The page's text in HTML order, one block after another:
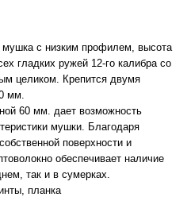
мушка с низким профилем, высота
гладких ружей 12-го калибра со
целиком. Крепится двумя
мм.
60 мм. дает возможность
мушки. Благодаря
поверхности и
обеспечивает наличие
так и в сумерках.
планка